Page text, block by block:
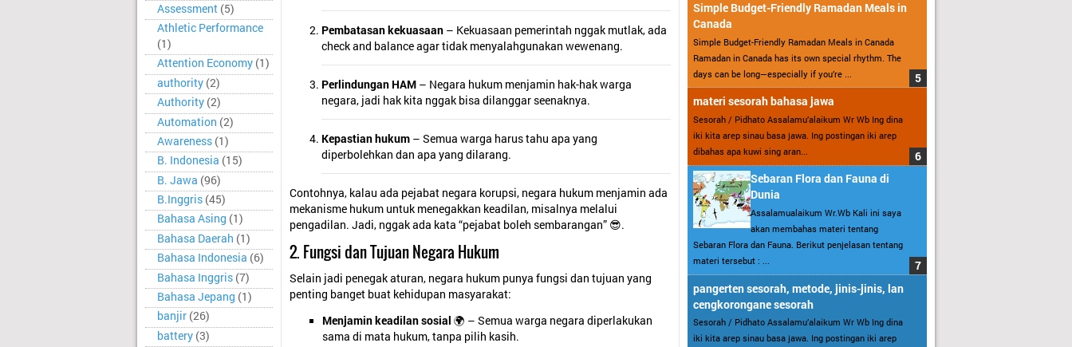
Assessment (5)
Athletic Performance
(1)
Attention Economy (1)
authority (2)
Authority (2)
Automation (2)
Awareness (1)
B. Indonesia (15)
B. Jawa (96)
B.Inggris (45)
Bahasa Asing (1)
Bahasa Daerah (1)
Bahasa Indonesia (6)
Bahasa Inggris (7)
Bahasa Jepang (1)
banjir (26)
battery (3)
Pembatasan kekuasaan – Kekuasaan pemerintah nggak mutlak, ada
check and balance agar tidak menyalahgunakan wewenang.
Perlindungan HAM – Negara hukum menjamin hak-hak warga
negara, jadi hak kita nggak bisa dilanggar seenaknya.
Kepastian hukum – Semua warga harus tahu apa yang
diperbolehkan dan apa yang dilarang.
Contohnya, kalau ada pejabat negara korupsi, negara hukum menjamin ada
mekanisme hukum untuk menegakkan keadilan, misalnya melalui
pengadilan. Jadi, nggak ada kata “pejabat boleh sembarangan” 😎.
2. Fungsi dan Tujuan Negara Hukum
Selain jadi penegak aturan, negara hukum punya fungsi dan tujuan yang
penting banget buat kehidupan masyarakat:
Menjamin keadilan sosial 🌍 – Semua warga negara diperlakukan
sama di mata hukum, tanpa pilih kasih.
Simple Budget-Friendly Ramadan Meals in
Canada
Simple Budget-Friendly Ramadan Meals in Canada
Ramadan in Canada has its own special rhythm. The
days can be long—especially if you’re ...
materi sesorah bahasa jawa
Sesorah / Pidhato Assalamu’alaikum Wr Wb Ing dina
iki kita arep sinau basa jawa. Ing postingan iki arep
dibahas apa kuwi sing aran...
Sebaran Flora dan Fauna di
Dunia
Assalamualaikum Wr.Wb Kali ini saya
akan membahas materi tentang
Sebaran Flora dan Fauna. Berikut penjelasan tentang
materi tersebut : ...
pangerten sesorah, metode, jinis-jinis, lan
cengkorongane sesorah
Sesorah / Pidhato Assalamu’alaikum Wr Wb Ing dina
iki kita arep sinau basa jawa. Ing postingan iki arep